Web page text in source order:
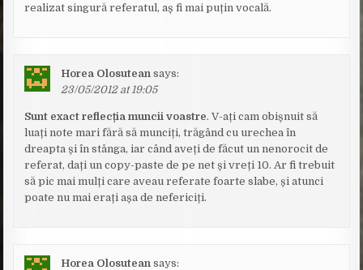
realizat singură referatul, aș fi mai puțin vocală.
Horea Olosutean says:
23/05/2012 at 19:05
Sunt exact reflecția muncii voastre. V-ați cam obișnuit să
luați note mari fără să munciți, trăgând cu urechea în
dreapta și în stânga, iar când aveți de făcut un nenorocit de
referat, dați un copy-paste de pe net și vreți 10. Ar fi trebuit
să pic mai mulți care aveau referate foarte slabe, și atunci
poate nu mai erați așa de nefericiți.
Horea Olosutean says: